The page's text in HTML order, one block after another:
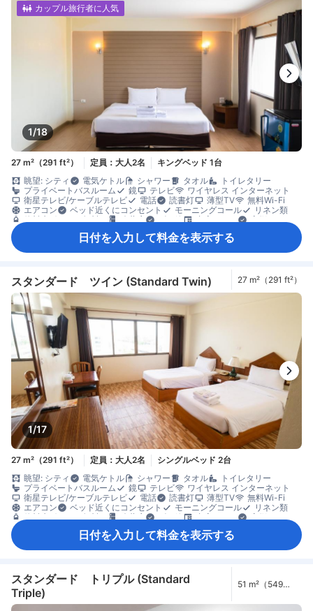
1/18
カップル旅行者に人気
27 m²（291 ft²） 定員：大人2名
キングベッド 1台
眺望: シティ
電気ケトル シャワー タオル
トイレタリー
プライベートバスルーム
鏡 テレビ
ワイヤレス インターネット
衛星テレビ/ケーブルテレビ
電話 読書灯 薄型TV
無料Wi-Fi
エアコン
ベッド近くにコンセント モーニングコール
リネン類
飲料水ボトル（無料）
冷蔵庫 ゴミ箱 書斎デスク
窓側
煙感知器
日付を入力して料金を表示する
スタンダード ツイン (Standard Twin) 27 m²（291 ft²）
1/17
27 m²（291 ft²） 定員：大人2名
シングルベッド 2台
眺望: シティ
電気ケトル シャワー タオル
トイレタリー
プライベートバスルーム
鏡 テレビ
ワイヤレス インターネット
衛星テレビ/ケーブルテレビ
電話 読書灯 薄型TV
無料Wi-Fi
エアコン
ベッド近くにコンセント モーニングコール
リネン類
飲料水ボトル（無料）
冷蔵庫 ゴミ箱 書斎デスク
窓側
煙感知器
日付を入力して料金を表示する
スタンダード トリプル (Standard
Triple)
51 m²（549